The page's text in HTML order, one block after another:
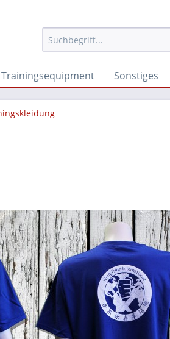
Trainingsequipment Sonstiges